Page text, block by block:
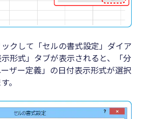
ックして「セルの書式設定」ダイア
形式」タブが表示されると、「分
ザー定義」の日付表示形式が選択
。